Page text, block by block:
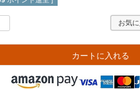
お気
カートに入れる